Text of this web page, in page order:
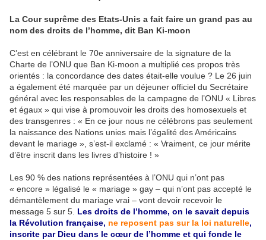
La Cour suprême des Etats-Unis a fait faire un grand pas au
nom des droits de l’homme, dit Ban Ki-moon
C’est en célébrant le 70e anniversaire de la signature de la
Charte de l’ONU que Ban Ki-moon a multiplié ces propos très
orientés : la concordance des dates était-elle voulue ? Le 26 juin
a également été marquée par un déjeuner officiel du Secrétaire
général avec les responsables de la campagne de l’ONU « Libres
et égaux » qui vise à promouvoir les droits des homosexuels et
des transgenres : « En ce jour nous ne célébrons pas seulement
la naissance des Nations unies mais l’égalité des Américains
devant le mariage », s’est-il exclamé : « Vraiment, ce jour mérite
d’être inscrit dans les livres d’histoire ! »
Les 90 % des nations représentées à l’ONU qui n’ont pas
« encore » légalisé le « mariage » gay – qui n’ont pas accepté le
démantèlement du mariage vrai – vont devoir recevoir le
message 5 sur 5. Les droits de l’homme, on le savait depuis
la Révolution française, ne reposent pas sur la loi naturelle,
inscrite par Dieu dans le cœur de l’homme et qui fonde le